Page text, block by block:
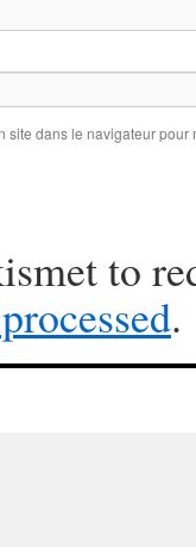
site dans le navigateur
to
.